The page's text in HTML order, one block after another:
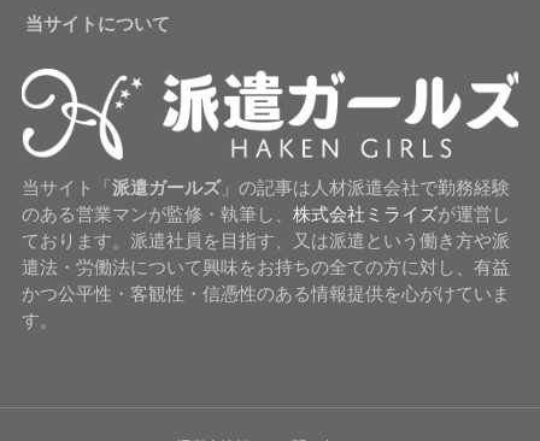
当サイトについて
当サイト「 派遣ガールズ」の記事は人材派遣会社で勤務経験
のある営業マンが監修・執筆し、 株式会社ミライズが運営し
ております。派遣社員を目指す、又は派遣という働き方や派
遣法・労働法について興味をお持ちの全ての方に対し、有益
かつ公平性・客観性・信憑性のある情報提供を心がけていま
す。